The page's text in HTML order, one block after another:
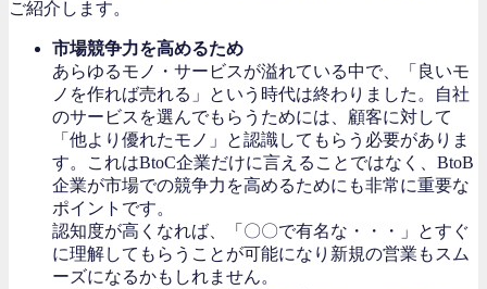
ご紹介します。
市場競争力を高めるため
あらゆるモノ・サービスが溢れている中で、「良いモ
ノを作れば売れる」という時代は終わりました。自社
のサービスを選んでもらうためには、顧客に対して
「他より優れたモノ」と認識してもらう必要がありま
す。これはBtoC企業だけに言えることではなく、BtoB
企業が市場での競争力を高めるためにも非常に重要な
ポイントです。
認知度が高くなれば、「〇〇で有名な・・・」とすぐ
に理解してもらうことが可能になり新規の営業もスム
ーズになるかもしれません。